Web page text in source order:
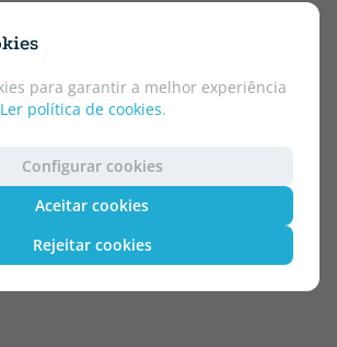
para garantir a melhor experiência
Ler política de cookies.
Configurar cookies
Aceitar cookies
Rejeitar cookies